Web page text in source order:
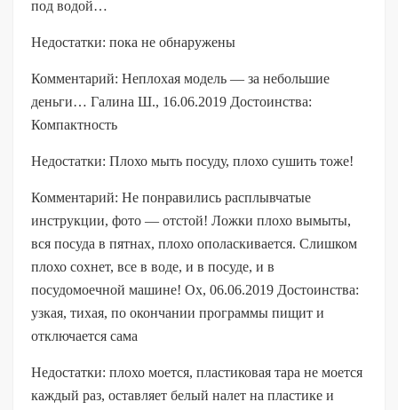
под водой…
Недостатки: пока не обнаружены
Комментарий: Неплохая модель — за небольшие
деньги… Галина Ш., 16.06.2019 Достоинства:
Компактность
Недостатки: Плохо мыть посуду, плохо сушить тоже!
Комментарий: Не понравились расплывчатые
инструкции, фото — отстой! Ложки плохо вымыты,
вся посуда в пятнах, плохо ополаскивается. Слишком
плохо сохнет, все в воде, и в посуде, и в
посудомоечной машине! Ox, 06.06.2019 Достоинства:
узкая, тихая, по окончании программы пищит и
отключается сама
Недостатки: плохо моется, пластиковая тара не моется
каждый раз, оставляет белый налет на пластике и